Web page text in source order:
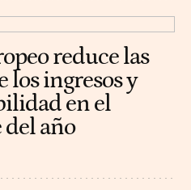
reduce las
los ingresos y
en el
año